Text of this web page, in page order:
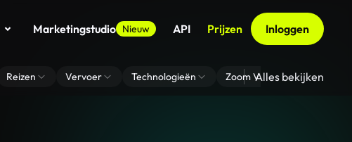
Marketingstudio Nieuw API Prijzen Inloggen
Reizen Vervoer Technologieën Zoom Virtuele
Alles bekijken